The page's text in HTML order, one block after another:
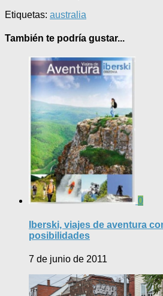
Etiquetas: australia
También te podría gustar...
0
Iberski, viajes de aventura
posibilidades
7 de junio de 2011